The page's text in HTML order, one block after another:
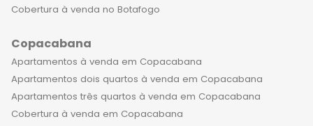
Cobertura à venda no Botafogo
Copacabana
Apartamentos à venda em Copacabana
Apartamentos dois quartos à venda em Copacabana
Apartamentos três quartos à venda em Copacabana
Cobertura à venda em Copacabana